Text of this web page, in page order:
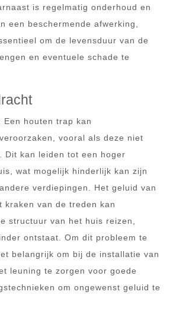
is regelmatig onderhoud en
een beschermende afwerking,
om de levensduur van de
en eventuele schade te
Een houten trap kan
vooral als deze niet
Dit kan leiden tot een hoger
wat mogelijk hinderlijk kan zijn
verdiepingen. Het geluid van
kraken van de treden kan
structuur van het huis reizen,
ontstaat. Om dit probleem te
belangrijk om bij de installatie van
leuning te zorgen voor goede
om ongewenst geluid te